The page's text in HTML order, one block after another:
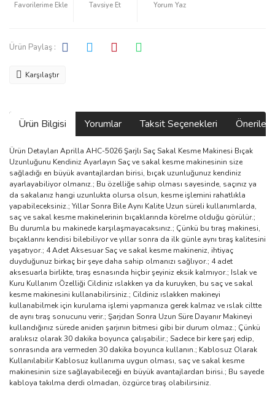
Tavsiye Et Yorum Yaz
Ürün Paylaş :
Karşılaştır
Ürün Bilgisi Yorumlar Taksit Seçenekleri
Ürün Detayları Aprilla AHC-5026 Şarjlı Saç Sakal Kesme Makinesi Bıçak
Uzunluğunu Kendiniz Ayarlayın Saç ve sakal kesme makinesinin size
sağladığı en büyük avantajlardan birisi, bıçak uzunluğunuz kendiniz
ayarlayabiliyor olmanız.; Bu özelliğe sahip olması sayesinde, saçınız ya
da sakalanız hangi uzunlukta olursa olsun, kesme işlemini rahatlıkla
yapabileceksiniz.; Yıllar Sonra Bile Aynı Kalite Uzun süreli kullanımlarda,
saç ve sakal kesme makinelerinin bıçaklarında körelme olduğu görülür.;
Bu durumla bu makinede karşılaşmayacaksınız.; Çünkü bu tıraş makinesi,
bıçaklarını kendisi bilebiliyor ve yıllar sonra da ilk günle aynı tıraş kalitesini
yaşatıyor.; 4 Adet Aksesuar Saç ve sakal kesme makineniz, ihtiyaç
duyduğunuz birkaç bir şeye daha sahip olmanızı sağlıyor.; 4 adet
aksesuarla birlikte, tıraş esnasında hiçbir şeyiniz eksik kalmıyor.; Islak ve
Kuru Kullanım Özelliği Cildiniz ıslakken ya da kuruyken, bu saç ve sakal
kesme makinesini kullanabilirsiniz.; Cildiniz ıslakken makineyi
kullanabilmek için kurulama işlemi yapmanıza gerek kalmaz ve ıslak ciltte
de aynı tıraş sonucunu verir.; Şarjdan Sonra Uzun Süre Dayanır Makineyi
kullandığınız sürede aniden şarjının bitmesi gibi bir durum olmaz.; Çünkü
aralıksız olarak 30 dakika boyunca çalışabilir.; Sadece bir kere şarj edip,
sonrasında ara vermeden 30 dakika boyunca kullanın.; Kablosuz Olarak
Kullanılabilir Kablosuz kullanıma uygun olması, saç ve sakal kesme
makinesinin size sağlayabileceği en büyük avantajlardan birisi.; Bu sayede
kabloya takılma derdi olmadan, özgürce tıraş olabilirsiniz.